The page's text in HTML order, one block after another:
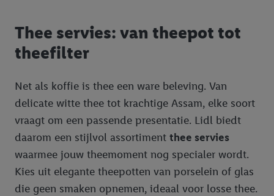
Thee servies: van theepot tot
theefilter
Net als koffie is thee een ware beleving. Van
delicate witte thee tot krachtige Assam, elke soort
vraagt om een passende presentatie. Lidl biedt
daarom een stijlvol assortiment thee servies
waarmee jouw theemoment nog specialer wordt.
Kies uit elegante theepotten van porselein of glas
die geen smaken opnemen, ideaal voor losse thee.